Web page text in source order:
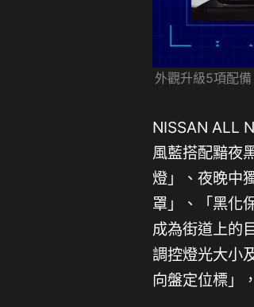
外觀升級5項配
NISSAN ALL
風藍搭配黯夜
燈」、夜晚中
罩」、「黑化
成為街道上的
調控燈光大小
向盤定位標」